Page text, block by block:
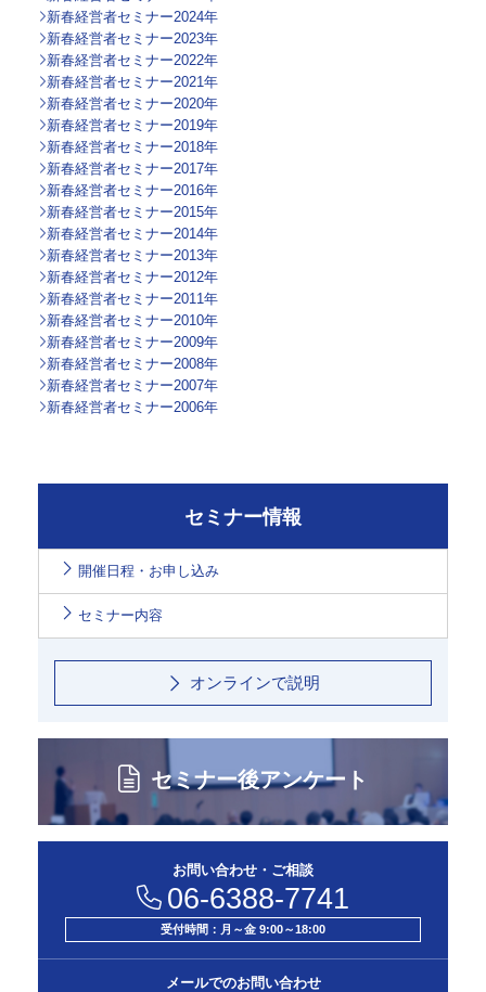
セミナー情報
開催日程・お申し込み
セミナー内容
オンラインで説明
セミナー後アンケート
お問い合わせ・ご相談
06-6388-7741
受付時間：月～金 9:00～18:00
メールでのお問い合わせ
新春経営者セミナー2024年
新春経営者セミナー2023年
新春経営者セミナー2022年
新春経営者セミナー2021年
新春経営者セミナー2020年
新春経営者セミナー2019年
新春経営者セミナー2018年
新春経営者セミナー2017年
新春経営者セミナー2016年
新春経営者セミナー2015年
新春経営者セミナー2014年
新春経営者セミナー2013年
新春経営者セミナー2012年
新春経営者セミナー2011年
新春経営者セミナー2010年
新春経営者セミナー2009年
新春経営者セミナー2008年
新春経営者セミナー2007年
新春経営者セミナー2006年